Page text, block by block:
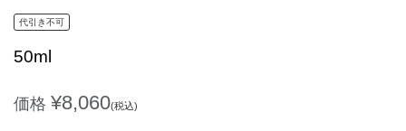
代引き不可
50ml
価格 ¥8,060(税込)